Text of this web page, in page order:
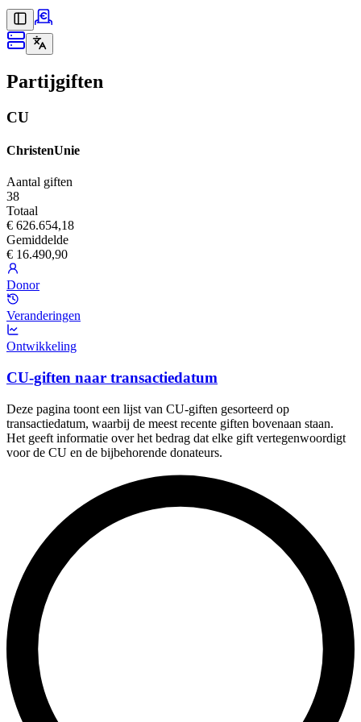
Partijgiften
CU
ChristenUnie
Aantal giften
38
Totaal
€ 626.654,18
Gemiddelde
€ 16.490,90
Donor
Veranderingen
Ontwikkeling
CU-giften naar transactiedatum
Deze pagina toont een lijst van CU-giften gesorteerd op
transactiedatum, waarbij de meest recente giften bovenaan staan.
Het geeft informatie over het bedrag dat elke gift vertegenwoordigt
voor de CU en de bijbehorende donateurs.